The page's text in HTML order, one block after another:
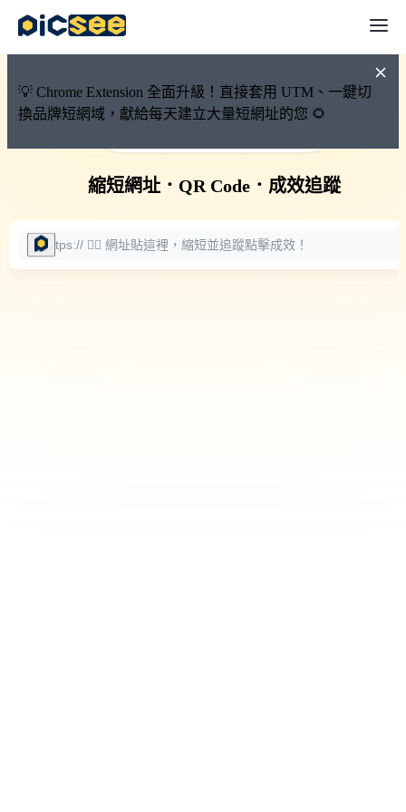
💡 Chrome Extension 全面升級！直接套用 UTM、一鍵切
換品牌短網域，獻給每天建立大量短網址的您 🌻
🚀 PicSee 短網址永久有效
縮短網址． QR Code． 成效追蹤